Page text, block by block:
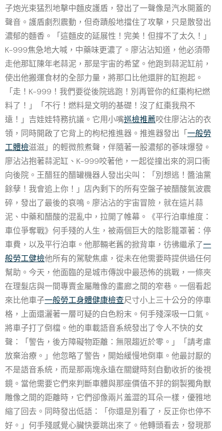
子炮光束猛烈地擊中麵皮護盾，發出了一聲像是汽水開蓋的
聲音。護盾劇烈震動，但奇蹟般地擋住了攻擊，只是散發出
濃郁的麵香。「這麵皮的延展性！完美！但撐不了太久！」
K-999焦急地大喊，中藥味更濃了。廖沾沾知道，他必須帶
走他那缸陳年老蒜泥，那是宇宙的希望。他跑到蒜泥缸前，
使出他搬運食材的全部力量，將那口比他還胖的缸抱起。
「走！K-999！我們要從後院逃跑！別再管你的紅棗枸杞燃
料了！」「不行！燃料是文明的基礎！沒了紅棗我飛不
遠！」吉娃娃特務抗議。它用小嘴巡檢推薦咬住廖沾沾的衣
領，同時開啟了它背上的枸杞推進器。推進器發出「一般勞
工體檢滋滋」的輕微煎煮聲，伴隨著一股濃郁的蔘味爆發。
廖沾沾抱著蒜泥缸、K-999咬著他，一起從撞出來的洞口衝
向後院。王醋狂的醋罐機器人發出尖叫：「別想逃！醬油黨
餘孽！我會追上你！」店內剩下的所有空盤子被醋酸氣波震
碎，發出了最後的哀鳴。廖沾沾的宇宙冒險，就在這片蒜
泥、中藥和醋酸的混亂中，拉開了帷幕。《平行泊車維度：
車位爭奪戰》何手殘的人生，被兩個巨大的陰影籠罩著：停
車費，以及平行泊車。他那輛老舊的掀背車，彷彿繼承了一
般勞工健檢他所有的駕駛焦慮，從未在他需要時提供過任何
幫助。今天，他面臨的是城市傳說中最恐怖的挑戰，一條夾
在理髮店與一間專賣金屬雕像的畫廊之間的窄巷。一個看起
來比他車子一般勞工身體健康檢查尺寸小上三十公分的停車
格，上面還灑著一層可疑的白色粉末。何手殘深吸一口氣。
將車子打了倒檔。他的車載語音系統發出了令人不快的女
聲：「警告，後方障礙物距離：無限趨近於零。」「請考慮
放棄治療。」他忽略了警告，開始緩慢地倒車。他最討厭的
不是語音系統，而是那兩塊永遠在關鍵時刻自動收折的後視
鏡。當他需要它們來判斷車體與那座價值不菲的銅製獨角獸
雕像之間的距離時，它們卻像兩片羞澀的耳朵一樣，優雅地
縮了回去。同時發出低語：「你還是別看了，反正你也停不
好。」何手殘感覺心臟快要跳出來了。他轉頭看去，發現那